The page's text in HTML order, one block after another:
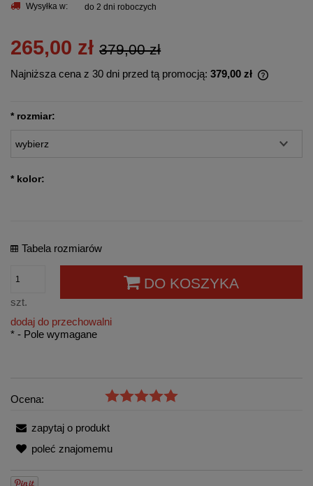
Wysyłka w:
do 2 dni roboczych
265,00 zł 379,00 zł
Najniższa cena z 30 dni przed tą promocją: 379,00 zł
* rozmiar:
* kolor:
Tabela rozmiarów
szt.
DO KOSZYKA
dodaj do przechowalni
* - Pole wymagane
Ocena:
zapytaj o produkt
poleć znajomemu